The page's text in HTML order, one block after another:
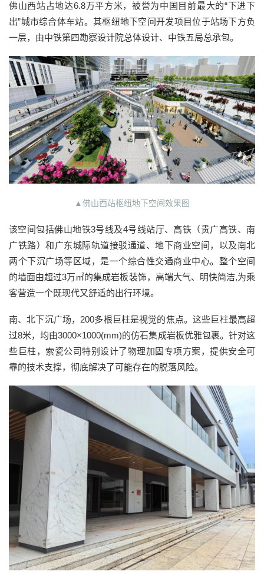
佛山西站占地达6.8万平方米，被誉为中国目前最大的“下进下
出”城市综合体车站。其枢纽地下空间开发项目位于站场下方负
一层，由中铁第四勘察设计院总体设计、中铁五局总承包。
▲佛山西站枢纽地下空间效果图
该空间包括佛山地铁3号线及4号线站厅、高铁（贵广高铁、南
广铁路）和广东城际轨道接驳通道、地下商业空间，以及南北
两个下沉广场等区域，是一个综合性交通商业中心。整个空间
的墙面由超过3万㎡的集成岩板装饰，高端大气、明快简洁,为乘
客营造一个既现代又舒适的出行环境。
南、北下沉广场，200多根巨柱是视觉的焦点。这些巨柱最高超
过8米，均由3000×1000(mm)的仿石集成岩板优雅包裹。针对这
些巨柱，索瓷公司特别设计了物理加固专项方案，提供安全可
靠的技术支撑，彻底解决了可能存在的脱落风险。